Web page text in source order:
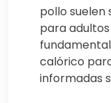
pollo suelen
para
calórico
informadas